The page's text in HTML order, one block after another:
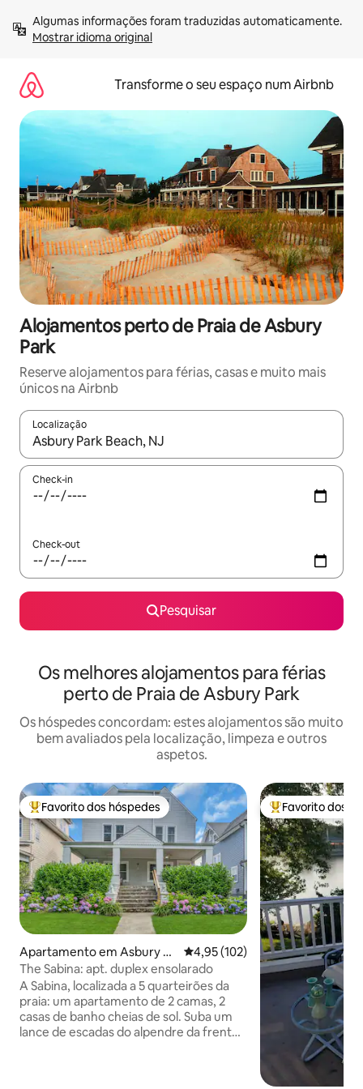
para
Mostrar idioma original
Transforme o seu espaço num Airbnb
Alojamentos perto de Praia de Asbury
Park
Reserve alojamentos para férias, casas e muito mais
únicos na Airbnb
Localização
Quando os resultados estiverem disponíveis, navegue com
Check-in
Check-out
Pesquisar
Os melhores alojamentos para férias
perto de Praia de Asbury Park
Os hóspedes concordam: estes alojamentos são muito
bem avaliados pela localização, limpeza e outros
aspetos.
Favoritos dos hóspedes mais apreciados
Favorito dos hóspedes
Apartamento em Asbury Pa
rk
Classificação média de 4,95 em
4,95 (102)
The Sabina: apt. duplex ensolarado
A Sabina, localizada a 5 quarteirões da
praia: um apartamento de 2 camas, 2
casas de banho cheias de sol. Suba um
lance de escadas do alpendre da frente
Favoritos dos
Favorito dos